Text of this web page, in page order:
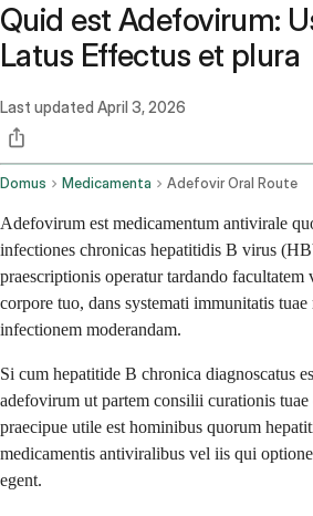
Quid est Adefovirum:
Latus Effectus et plura
Last updated April 3, 2026
Domus Medicamenta Adefovir Oral Route
Adefovirum est medicamentum antivirale
infectiones chronicas hepatitidis B virus
praescriptionis operatur tardando
corpore tuo, dans systemati immunitatis
infectionem moderandam.
Si cum hepatitide B chronica diagnoscatus
adefovirum ut partem consilii curationis tuae
praecipue utile est hominibus quorum
medicamentis antiviralibus vel iis qui
egent.